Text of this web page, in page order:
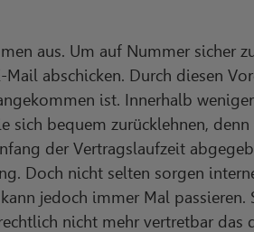
aus. Um auf Nummer sicher
abschicken. Durch diesen
ist. Innerhalb
bequem zurücklehnen, denn
der Vertragslaufzeit
Doch nicht selten sorgen
jedoch immer Mal passieren.
nicht mehr vertretbar das